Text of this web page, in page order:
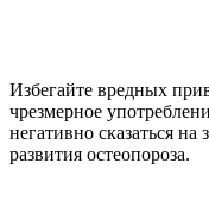
Избегайте вредных
чрезмерное
негативно сказаться на
развития остеопороза.